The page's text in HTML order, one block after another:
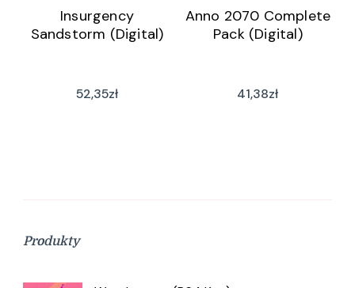
Insurgency
Sandstorm (Digital)
52,35zł
Anno 2070 Complete
Pack (Digital)
41,38zł
Produkty